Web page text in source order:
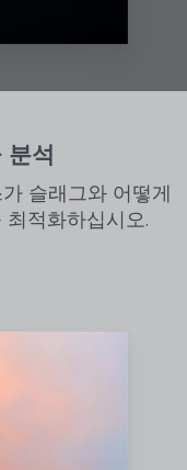
분석
슬래그와 어떻게
적화하십시오.